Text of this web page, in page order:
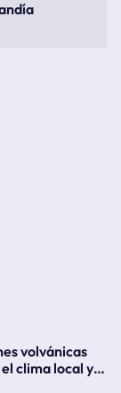
volvánicas
clima local y